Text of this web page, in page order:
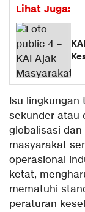
Lihat Juga:
Isu lingkungan
sekunder atau
globalisasi
masyarakat
operasional
ketat,
mematuhi
peraturan